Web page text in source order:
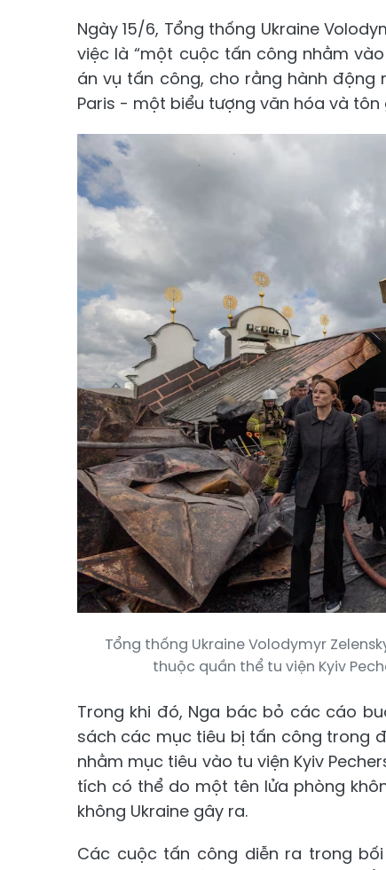
Ngày 15/6, Tổng thống Ukraine
việc là “một cuộc tấn công nhằm
án vụ tấn công, cho rằng hành
Paris - một biểu tượng văn hóa và tôn
Tổng thống Ukraine Volodymyr
thuộc quần thể tu viện Kyiv
Trong khi đó, Nga bác bỏ các cáo
sách các mục tiêu bị tấn công trong
nhằm mục tiêu vào tu viện Kyiv
tích có thể do một tên lửa phòng
không Ukraine gây ra.
Các cuộc tấn công diễn ra trong